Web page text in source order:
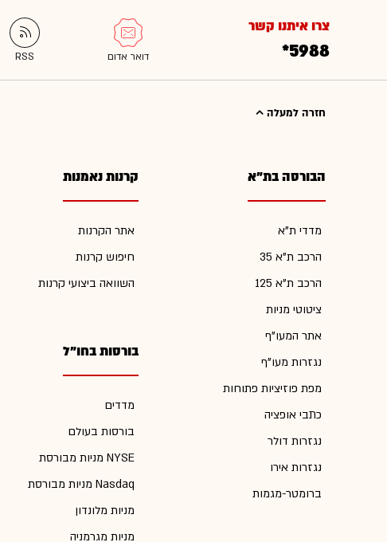
צרו איתנו קשר
*5988
חזרה למעלה
הבורסה בת"א
מדדי ת"א
הרכב ת"א 35
הרכב ת"א 125
ציטוטי מניות
אתר המעו"ף
נגזרות מעו"ף
מפת פוזיציות פתוחות
כתבי אופציה
נגזרות דולר
נגזרות אירו
ברומטר-מגמות
קרנות נאמנות
אתר הקרנות
חיפוש קרנות
השוואה ביצועי קרנות
בורסות בחו"ל
מדדים
בורסות בעולם
מניות מבורסת NYSE
מניות מבורסת Nasdaq
מניות מלונדון
מניות מגרמניה